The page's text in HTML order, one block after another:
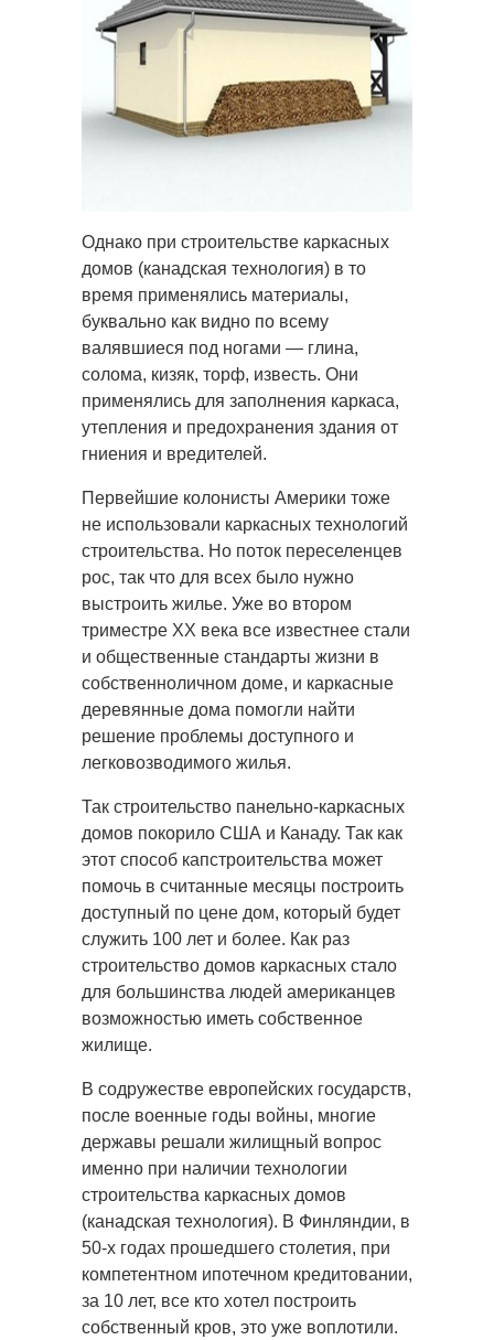
Однако при строительстве каркасных
домов (канадская технология) в то
время применялись материалы,
буквально как видно по всему
валявшиеся под ногами — глина,
солома, кизяк, торф, известь. Они
применялись для заполнения каркаса,
утепления и предохранения здания от
гниения и вредителей.
Первейшие колонисты Америки тоже
не использовали каркасных технологий
строительства. Но поток переселенцев
рос, так что для всех было нужно
выстроить жилье. Уже во втором
триместре XX века все известнее стали
и общественные стандарты жизни в
собственноличном доме, и каркасные
деревянные дома помогли найти
решение проблемы доступного и
легковозводимого жилья.
Так строительство панельно-каркасных
домов покорило США и Канаду. Так как
этот способ капстроительства может
помочь в считанные месяцы построить
доступный по цене дом, который будет
служить 100 лет и более. Как раз
строительство домов каркасных стало
для большинства людей американцев
возможностью иметь собственное
жилище.
В содружестве европейских государств,
после военные годы войны, многие
державы решали жилищный вопрос
именно при наличии технологии
строительства каркасных домов
(канадская технология). В Финляндии, в
50-х годах прошедшего столетия, при
компетентном ипотечном кредитовании,
за 10 лет, все кто хотел построить
собственный кров, это уже воплотили.